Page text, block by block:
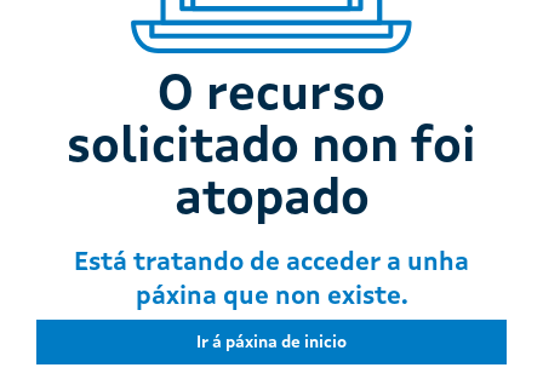
O recurso
solicitado non foi
atopado
Está tratando de acceder a unha
páxina que non existe.
Ir á páxina de inicio